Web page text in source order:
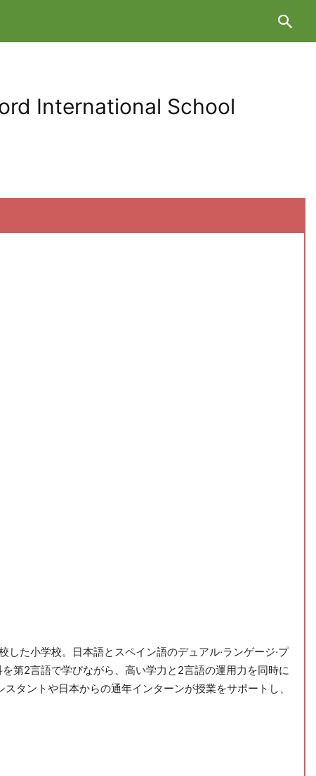
International School
た小学校。日本語とスペイン語のデュアル·ランゲージ·プ
第2言語で学びながら、高い学力と2言語の運用力を同時に
タントや日本からの通年インターンが授業をサポートし、